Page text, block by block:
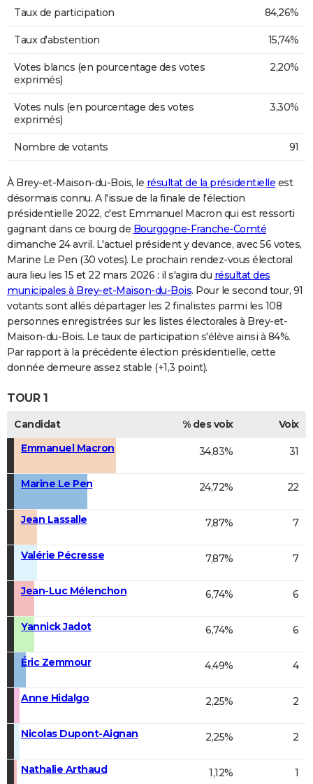
Taux de participation 84,26%
Taux d'abstention 15,74%
Votes blancs (en pourcentage des votes
exprimés)
2,20%
Votes nuls (en pourcentage des votes
exprimés)
3,30%
Nombre de votants 91
À Brey-et-Maison-du-Bois, le résultat de la présidentielle est
désormais connu. A l'issue de la finale de l'élection
présidentielle 2022, c'est Emmanuel Macron qui est ressorti
gagnant dans ce bourg de Bourgogne-Franche-Comté
dimanche 24 avril. L'actuel président y devance, avec 56 votes,
Marine Le Pen (30 votes). Le prochain rendez-vous électoral
aura lieu les 15 et 22 mars 2026 : il s'agira du résultat des
municipales à Brey-et-Maison-du-Bois. Pour le second tour, 91
votants sont allés départager les 2 finalistes parmi les 108
personnes enregistrées sur les listes électorales à Brey-et-
Maison-du-Bois. Le taux de participation s'élève ainsi à 84%.
Par rapport à la précédente élection présidentielle, cette
donnée demeure assez stable (+1,3 point).
TOUR 1
Candidat % des voix
Voix
Emmanuel Macron
34,83% 31
Marine Le Pen 24,72% 22
Jean Lassalle 7,87% 7
Valérie Pécresse 7,87% 7
Jean-Luc Mélenchon 6,74% 6
Yannick Jadot 6,74% 6
Éric Zemmour 4,49% 4
Anne Hidalgo 2,25% 2
Nicolas Dupont-Aignan 2,25% 2
Nathalie Arthaud 1,12% 1